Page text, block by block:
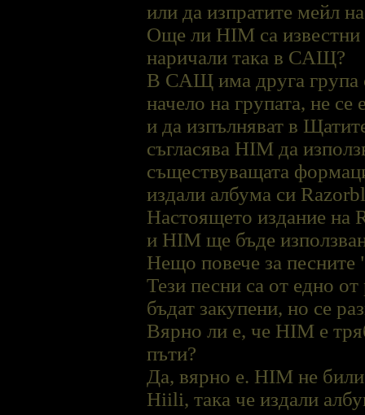
или да изпратите мейл
Още ли HIM са
наричали така в САЩ?
В САЩ има друга група
начело на групата, не
и да изпълняват в
съгласява HIM да
съществуващата
издали албума си
Настоящето издание на
и HIM ще бъде
Нещо повече за
Тези песни са от едно
бъдат закупени, но се
Вярно ли е, че HIM е
пъти?
Да, вярно е. HIM не
Hiili, така че издали